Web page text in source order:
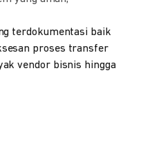
terdokumentasi baik
proses transfer
vendor bisnis hingga